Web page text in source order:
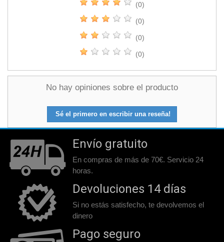
(0)
(0)
(0)
(0)
No hay opiniones sobre el producto
Sé el primero en escribir una reseña!
Envío gratuito
En compras de más de 70€. Servicio 24
horas.
Devoluciones 14 días
Si no estás satisfecho, te devolvemos el
dinero
Pago seguro